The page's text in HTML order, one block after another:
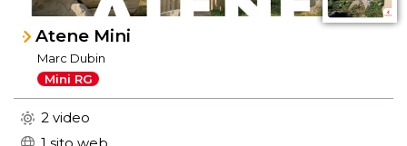
Atene Mini
Marc Dubin
Mini RG
2 video
1 sito web